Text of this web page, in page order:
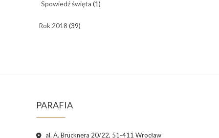
Spowiedź święta (1)
Rok 2018 (39)
PARAFIA
al. A. Brücknera 20/22, 51-411 Wrocław